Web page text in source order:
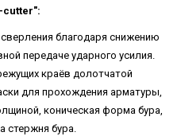
cutter":
благодаря снижению
передаче ударного усилия.
краёв долотчатой
для прохождения арматуры,
коническая форма бура,
стержня бура.